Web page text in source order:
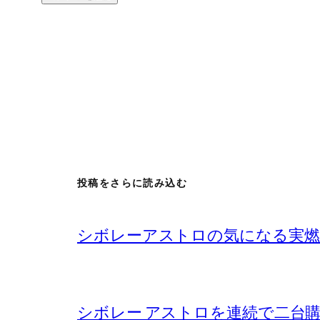
投稿をさらに読み込む
シボレーアストロの気になる実
シボレー アストロを連続で二台購